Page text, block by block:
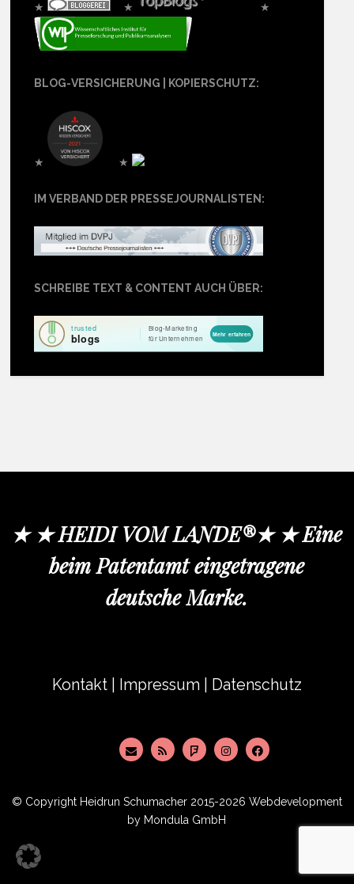
★ ★ ★
BLOG-VERSICHERUNG | KOPIERSCHUTZ:
★ ★
IM VERBAND DER PRESSEJOURNALISTEN:
SCHREIBE TEXT & CONTENT AUCH ÜBER:
★ ★ HEIDI VOM LANDE®★ ★ Eine
beim Patentamt eingetragene
deutsche Marke.
Kontakt Impressum Datenschutz
© Copyright Heidrun Schumacher 2015-2026 Webdevelopment
by Mondula GmbH